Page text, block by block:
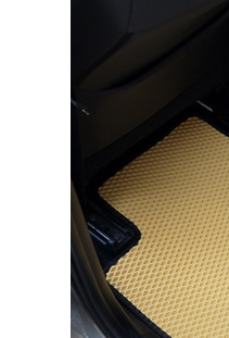
© ателье
корпус 1.
На нашем